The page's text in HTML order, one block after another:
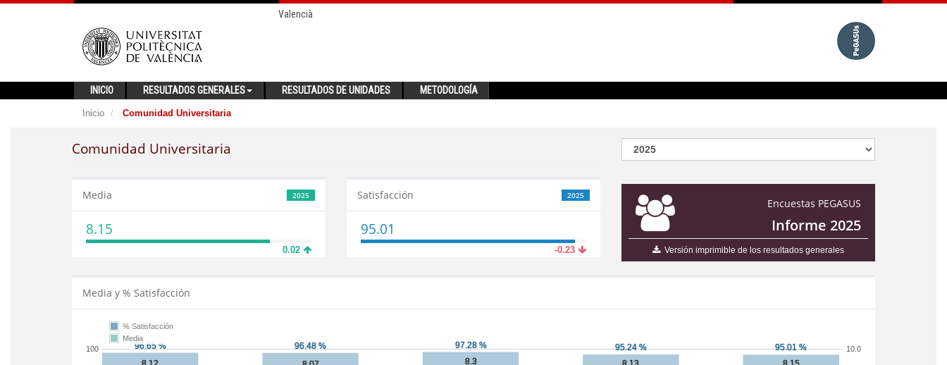
Valencià
INICIO RESULTADOS GENERALES RESULTADOS DE UNIDADES METODOLOGÍA
Inicio Comunidad Universitaria
Comunidad Universitaria
Encuestas PEGASUS
Informe 2025
Versión imprimible de los resultados generales
2025
Media
8.15
0.02
2025
Satisfacción
95.01
-0.23
Media y % Satisfacción
100 10.0
% Satisfacción
Media